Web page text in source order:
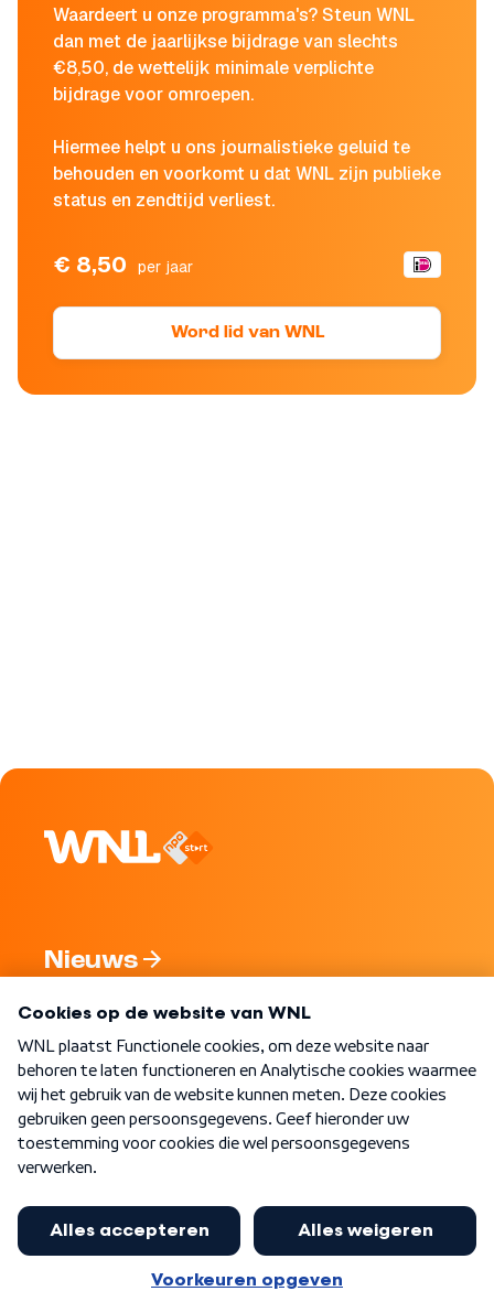
Waardeert u onze programma's? Steun WNL
dan met de jaarlijkse bijdrage van slechts
€8,50, de wettelijk minimale verplichte
bijdrage voor omroepen.
Hiermee helpt u ons journalistieke geluid te
behouden en voorkomt u dat WNL zijn publieke
status en zendtijd verliest.
€ 8,50 per jaar
Word lid van WNL
Nieuws
Nieuwsbrief
Word Lid